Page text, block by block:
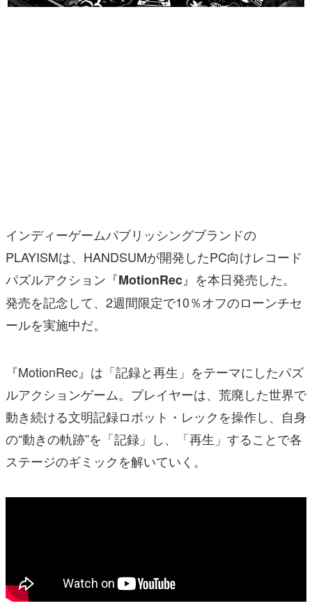
その他
電ファミニコゲーマーとは？
運営：株式会社マレ
インディーゲームパブリッシングブランドの
PLAYISMは、HANDSUMが開発したPC向けレコード
パズルアクション『MotionRec』を本日発売した。
発売を記念して、2週間限定で10％オフのローンチセ
ールを実施中だ。
『MotionRec』は「記録と再生」をテーマにしたパズ
ルアクションゲーム。プレイヤーは、荒廃した世界で
動き続ける文明記録ロボット・レックを操作し、自身
の“動きの軌跡”を「記録」し、「再生」することで各
ステージのギミックを解いていく。